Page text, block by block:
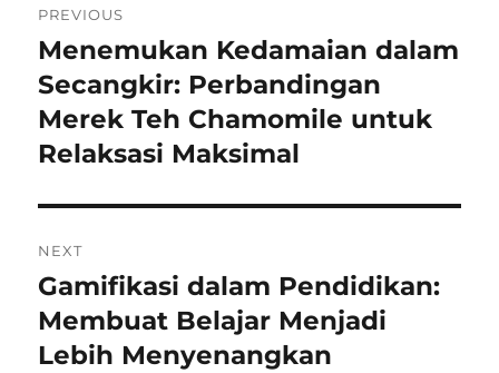
pos
PREVIOUS
Previous
post:
Menemukan Kedamaian dalam
Secangkir: Perbandingan
Merek Teh Chamomile untuk
Relaksasi Maksimal
NEXT
Next
post:
Gamifikasi dalam Pendidikan:
Membuat Belajar Menjadi
Lebih Menyenangkan